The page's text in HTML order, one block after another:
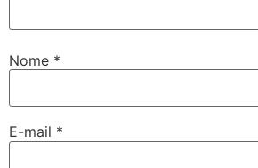
Nome *
E-mail *